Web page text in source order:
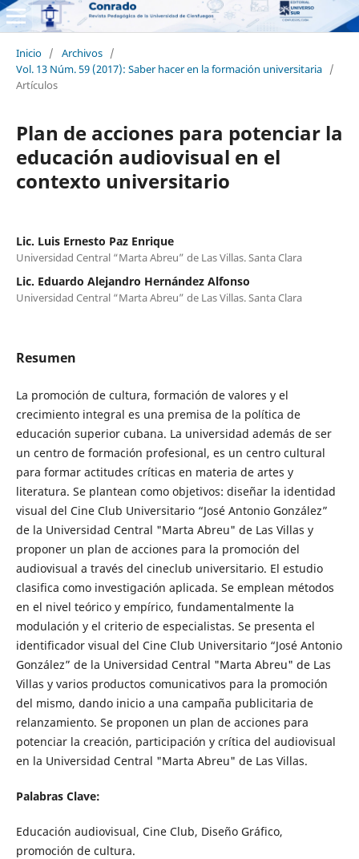
Inicio / Archivos /
Vol. 13 Núm. 59 (2017): Saber hacer en la formación universitaria /
Artículos
Plan de acciones para potenciar la
educación audiovisual en el
contexto universitario
Lic. Luis Ernesto Paz Enrique
Universidad Central “Marta Abreu” de Las Villas. Santa Clara
Lic. Eduardo Alejandro Hernández Alfonso
Universidad Central “Marta Abreu” de Las Villas. Santa Clara
Resumen
La promoción de cultura, formación de valores y el
crecimiento integral es una premisa de la política de
educación superior cubana. La universidad además de ser
un centro de formación profesional, es un centro cultural
para formar actitudes críticas en materia de artes y
literatura. Se plantean como objetivos: diseñar la identidad
visual del Cine Club Universitario “José Antonio González”
de la Universidad Central "Marta Abreu" de Las Villas y
proponer un plan de acciones para la promoción del
audiovisual a través del cineclub universitario. El estudio
clasifica como investigación aplicada. Se emplean métodos
en el nivel teórico y empírico, fundamentalmente la
modulación y el criterio de especialistas. Se presenta el
identificador visual del Cine Club Universitario “José Antonio
González” de la Universidad Central "Marta Abreu" de Las
Villas y varios productos comunicativos para la promoción
del mismo, dando inicio a una campaña publicitaria de
relanzamiento. Se proponen un plan de acciones para
potenciar la creación, participación y crítica del audiovisual
en la Universidad Central "Marta Abreu" de Las Villas.
Palabras Clave:
Educación audiovisual, Cine Club, Diseño Gráfico,
promoción de cultura.